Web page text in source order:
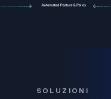
SOLUZIONI